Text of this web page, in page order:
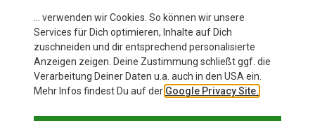
Therm-A-Rest
Questar -18 Schlafsack
439,95 €
… verwenden wir Cookies. So können wir unsere
Services für Dich optimieren, Inhalte auf Dich
zuschneiden und dir entsprechend personalisierte
Anzeigen zeigen. Deine Zustimmung schließt ggf. die
Verarbeitung Deiner Daten u.a. auch in den USA ein.
Mehr Infos findest Du auf der Google Privacy Site.